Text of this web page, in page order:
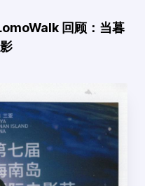
回顾：当暮